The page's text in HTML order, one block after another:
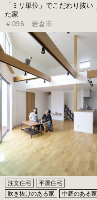
「ミリ単位」でこだわり抜い
た家
＃096 岩倉市
注文住宅
平屋住宅
吹き抜けのある家
中庭のある家